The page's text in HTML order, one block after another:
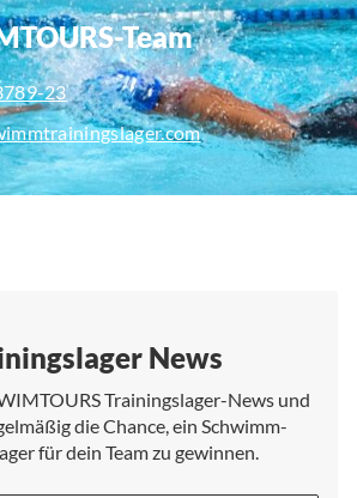
Team
23
News
Trainingslager-News und
die Chance, ein Schwimm-
für dein Team zu gewinnen.